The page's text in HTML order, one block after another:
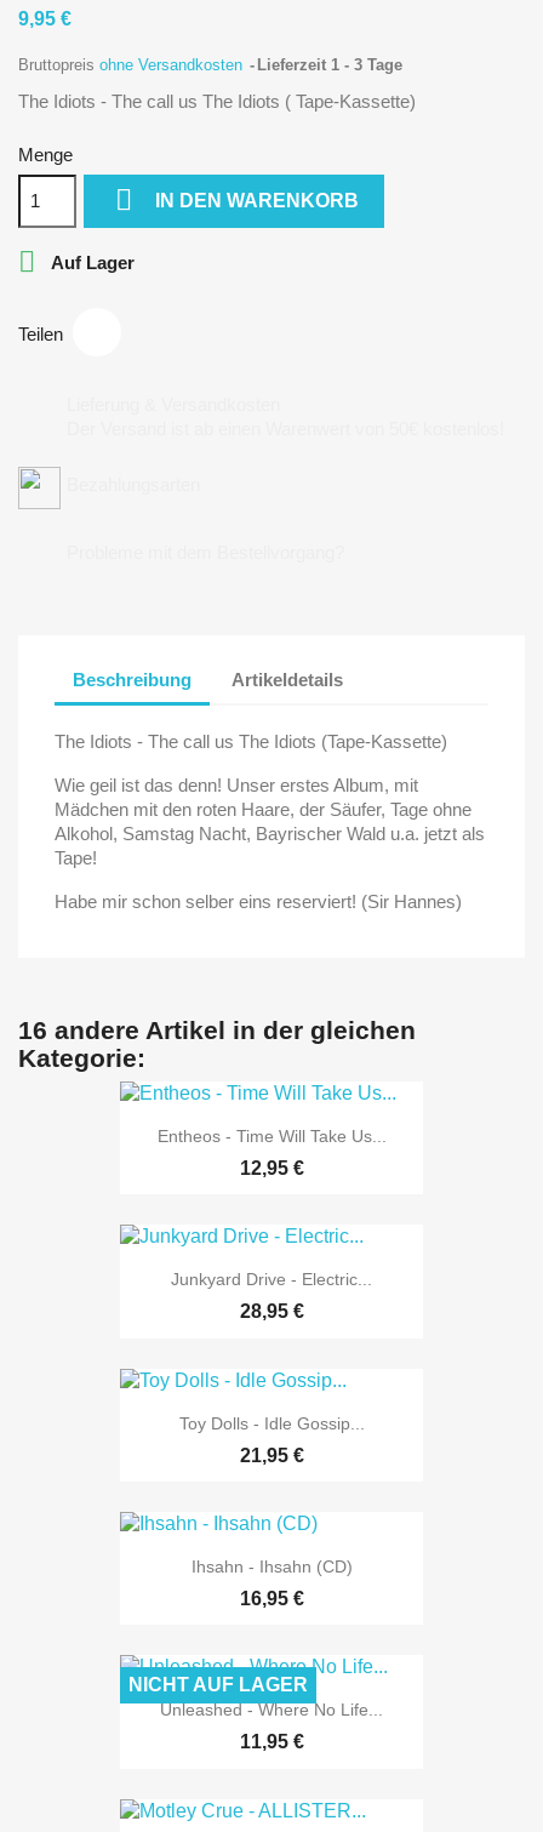
9,95 €
Bruttopreis ohne Versandkosten Lieferzeit 1 - 3 Tage
The Idiots - The call us The Idiots ( Tape-Kassette)
Menge
 IN DEN WARENKORB
 Auf Lager
Teilen
Beschreibung Artikeldetails
The Idiots - The call us The Idiots (Tape-Kassette)
Wie geil ist das denn! Unser erstes Album, mit
Mädchen mit den roten Haare, der Säufer, Tage ohne
Alkohol, Samstag Nacht, Bayrischer Wald u.a. jetzt als
Tape!
Habe mir schon selber eins reserviert! (Sir Hannes)
16 andere Artikel in der gleichen
Kategorie:
Entheos - Time Will Take Us...
12,95 €
Junkyard Drive - Electric...
28,95 €
Toy Dolls - Idle Gossip...
21,95 €
Ihsahn - Ihsahn (CD)
16,95 €
Unleashed - Where No Life...
11,95 €
NICHT AUF LAGER